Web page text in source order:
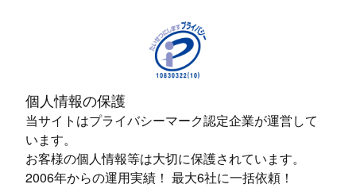
個人情報の保護
当サイトはプライバシーマーク認定企業が運営して
います。
お客様の個人情報等は大切に保護されています。
2006年からの運用実績！ 最大6社に一括依頼！